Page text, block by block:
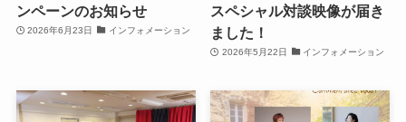
ンペーンのお知らせ
2026年6月23日 インフォメーション
スペシャル対談映像が届き
ました！
2026年5月22日 インフォメーション